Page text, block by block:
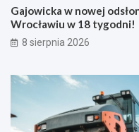
Gajowicka w nowej
Wrocławiu w 18 tygodni!
8 sierpnia 2026